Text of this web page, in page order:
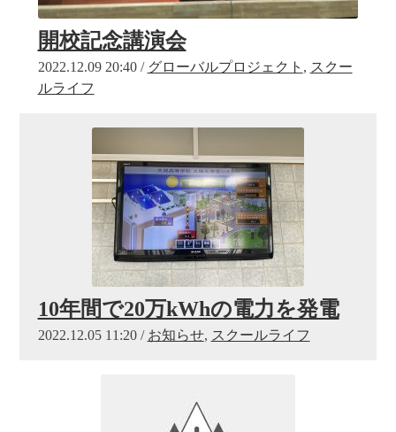
開校記念講演会
2022.12.09 20:40 / グローバルプロジェクト , スクー
ルライフ
10年間で20万kWhの電力を発電
2022.12.05 11:20 / お知らせ, スクールライフ